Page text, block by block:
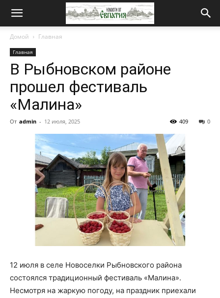
Новости
Евпатия
Домой Главная
Главная
В Рыбновском районе
прошел фестиваль
«Малина»
От admin - 12 июля, 2025 0
409
12 июля в селе Новоселки Рыбновского района
состоялся традиционный фестиваль «Малина».
Несмотря на жаркую погоду, на праздник приехали